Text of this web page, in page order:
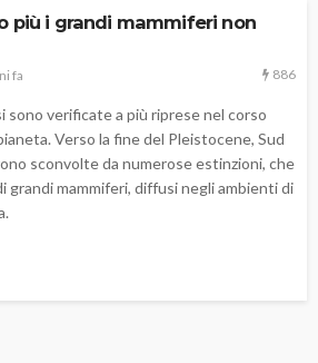
più i grandi mammiferi non
fa 886
sono verificate a più riprese nel corso
Verso la fine del Pleistocene, Sud
sconvolte da numerose estinzioni, che
grandi mammiferi, diffusi negli ambienti di